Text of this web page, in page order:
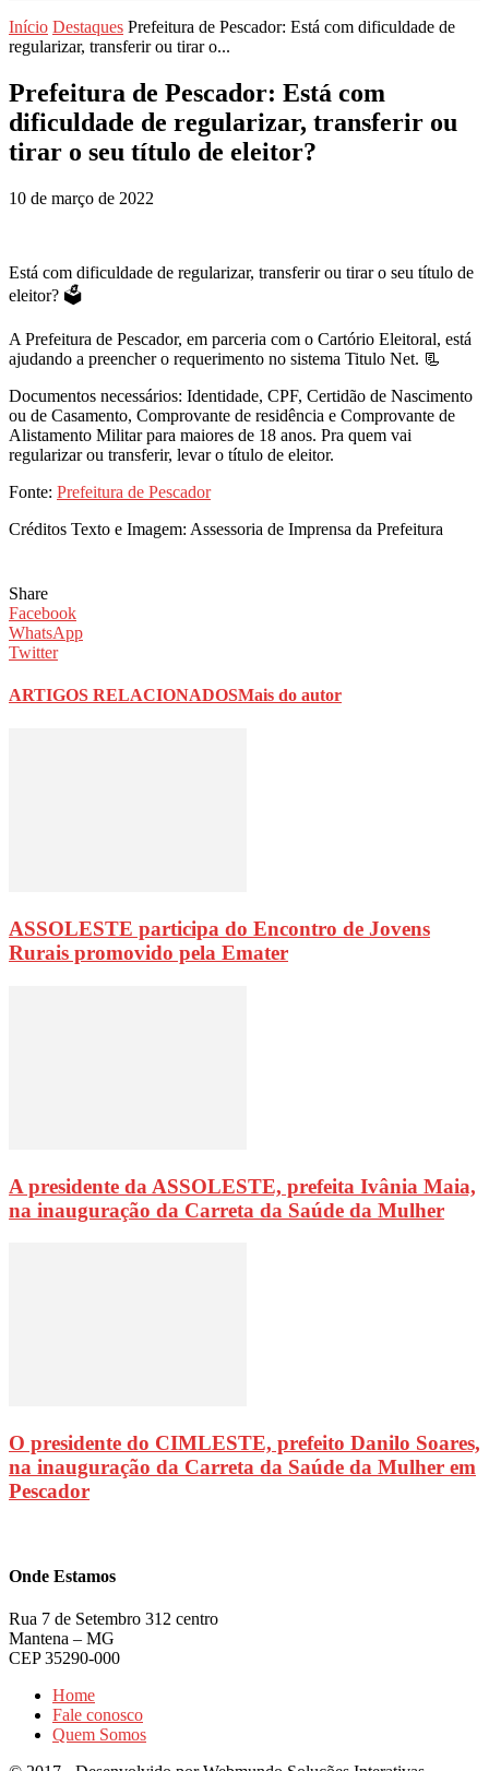
Início Destaques Prefeitura de Pescador: Está com dificuldade de
regularizar, transferir ou tirar o...
Prefeitura de Pescador: Está com
dificuldade de regularizar, transferir ou
tirar o seu título de eleitor?
10 de março de 2022
Está com dificuldade de regularizar, transferir ou tirar o seu título de
eleitor? 🗳
A Prefeitura de Pescador, em parceria com o Cartório Eleitoral, está
ajudando a preencher o requerimento no sistema Titulo Net. 📃
Documentos necessários: Identidade, CPF, Certidão de Nascimento
ou de Casamento, Comprovante de residência e Comprovante de
Alistamento Militar para maiores de 18 anos. Pra quem vai
regularizar ou transferir, levar o título de eleitor.
Fonte: Prefeitura de Pescador
Créditos Texto e Imagem: Assessoria de Imprensa da Prefeitura
Share
Facebook
WhatsApp
Twitter
ARTIGOS RELACIONADOSMais do autor
ASSOLESTE participa do Encontro de Jovens
Rurais promovido pela Emater
A presidente da ASSOLESTE, prefeita Ivânia Maia,
na inauguração da Carreta da Saúde da Mulher
O presidente do CIMLESTE, prefeito Danilo Soares,
na inauguração da Carreta da Saúde da Mulher em
Pescador
Onde Estamos
Rua 7 de Setembro 312 centro
Mantena – MG
CEP 35290-000
Home
Fale conosco
Quem Somos